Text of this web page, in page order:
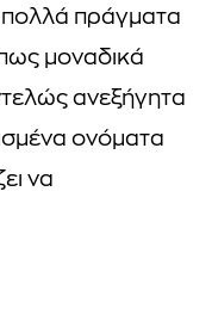
πολλά πράγματα
μοναδικά
ανεξήγητα
ονόματα
να